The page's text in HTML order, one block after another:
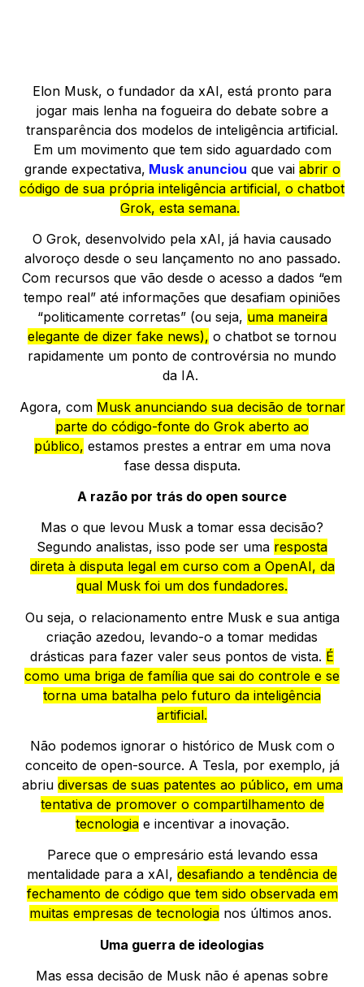
Elon Musk, o fundador da xAI, está pronto para
jogar mais lenha na fogueira do debate sobre a
transparência dos modelos de inteligência artificial.
Em um movimento que tem sido aguardado com
grande expectativa, Musk anunciou que vai abrir o
código de sua própria inteligência artificial, o chatbot
Grok, esta semana.
O Grok, desenvolvido pela xAI, já havia causado
alvoroço desde o seu lançamento no ano passado.
Com recursos que vão desde o acesso a dados “em
tempo real” até informações que desafiam opiniões
“politicamente corretas” (ou seja, uma maneira
elegante de dizer fake news), o chatbot se tornou
rapidamente um ponto de controvérsia no mundo
da IA.
Agora, com Musk anunciando sua decisão de tornar
parte do código-fonte do Grok aberto ao
público, estamos prestes a entrar em uma nova
fase dessa disputa.
A razão por trás do open source
Mas o que levou Musk a tomar essa decisão?
Segundo analistas, isso pode ser uma resposta
direta à disputa legal em curso com a OpenAI, da
qual Musk foi um dos fundadores.
Ou seja, o relacionamento entre Musk e sua antiga
criação azedou, levando-o a tomar medidas
drásticas para fazer valer seus pontos de vista. É
como uma briga de família que sai do controle e se
torna uma batalha pelo futuro da inteligência
artificial.
Não podemos ignorar o histórico de Musk com o
conceito de open-source. A Tesla, por exemplo, já
abriu diversas de suas patentes ao público, em uma
tentativa de promover o compartilhamento de
tecnologiae incentivar a inovação.
Parece que o empresário está levando essa
mentalidade para a xAI, desafiando a tendência de
fechamento de código que tem sido observada em
muitas empresas de tecnologianos últimos anos.
Uma guerra de ideologias
Mas essa decisão de Musk não é apenas sobre